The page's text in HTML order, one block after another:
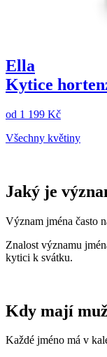
Ella
Kytice
od 1 199 Kč
Všechny květiny
Jaký je
Význam jména často
Znalost významu
kytici k svátku.
Kdy mají
Každé jméno má v